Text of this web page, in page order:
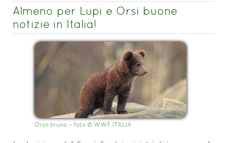
Almeno per Lupi e Orsi buone
notizie in Italia!
Orso bruno - foto © WWF ITALIA